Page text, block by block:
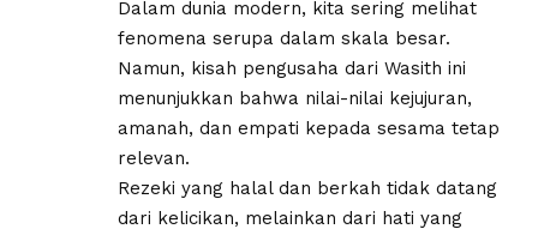
Dalam dunia modern, kita sering melihat
fenomena serupa dalam skala besar.
Namun, kisah pengusaha dari Wasith ini
menunjukkan bahwa nilai-nilai kejujuran,
amanah, dan empati kepada sesama tetap
relevan.
Rezeki yang halal dan berkah tidak datang
dari kelicikan, melainkan dari hati yang